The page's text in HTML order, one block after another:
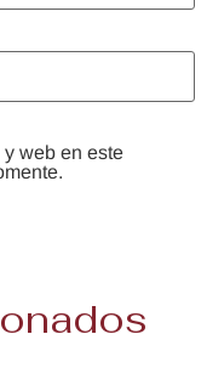
web en este